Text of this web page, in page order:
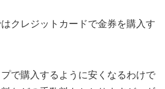
クレジットカードで金券を購入す
で購入するように安くなるわけで